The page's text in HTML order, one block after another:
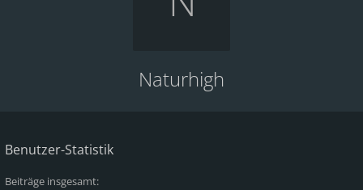
Naturhigh
Benutzer-Statistik
Beiträge insgesamt: